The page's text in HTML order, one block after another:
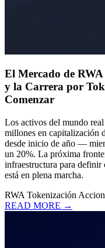
El Mercado de
y la Carrera por
Comenzar
Los activos del mundo
millones en capitalización
desde inicio de año —
un 20%. La próxima
infraestructura para definir
está en plena marcha.
RWA Tokenización
READ MORE →